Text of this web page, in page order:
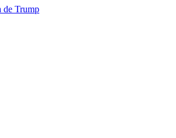
de Trump